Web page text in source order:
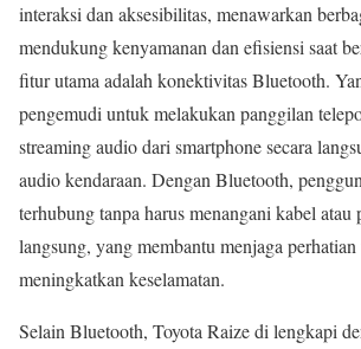
interaksi dan aksesibilitas, menawarkan
mendukung kenyamanan dan efisiensi saat
fitur utama adalah konektivitas Bluetooth.
pengemudi untuk melakukan panggilan
streaming audio dari smartphone secara
audio kendaraan. Dengan Bluetooth,
terhubung tanpa harus menangani kabel atau
langsung, yang membantu menjaga
meningkatkan keselamatan.
Selain Bluetooth, Toyota Raize di lengkapi